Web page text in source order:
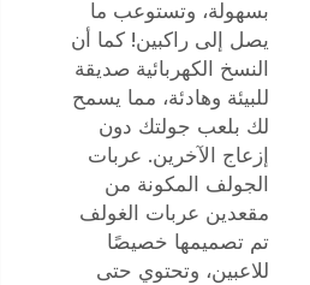
بسهولة، وتستوعب ما
يصل إلى راكبين! كما أن
النسخ الكهربائية صديقة
للبيئة وهادئة، مما يسمح
لك بلعب جولتك دون
إزعاج الآخرين. عربات
الجولف المكونة من
مقعدين عربات الغولف
تم تصميمها خصيصًا
للاعبين، وتحتوي حتى